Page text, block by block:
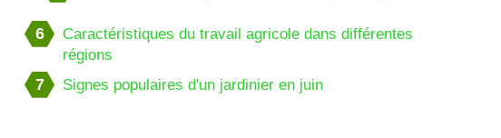
6
Caractéristiques du travail agricole dans différentes
régions
7 Signes populaires d'un jardinier en juin